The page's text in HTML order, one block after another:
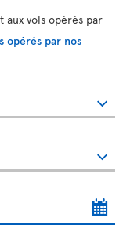
aux vols opérés par
opérés par nos